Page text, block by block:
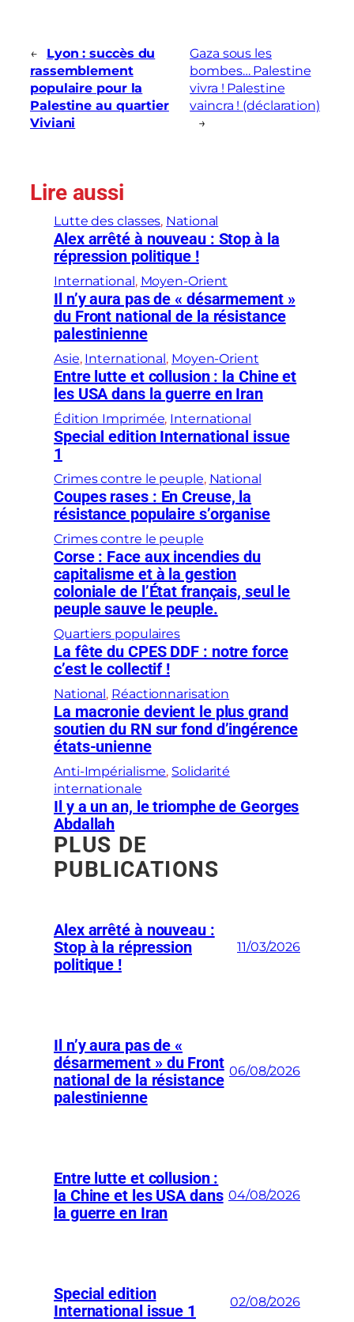
←
Lyon : succès du
rassemblement
populaire pour la
Palestine au quartier
Viviani
Gaza sous les
bombes… Palestine
vivra ! Palestine
vaincra ! (déclaration)
→
Lire aussi
Lutte des classes, National
Alex arrêté à nouveau : Stop à la
répression politique !
International , Moyen-Orient
Il n’y aura pas de « désarmement »
du Front national de la résistance
palestinienne
Asie, International , Moyen-Orient
Entre lutte et collusion : la Chine et
les USA dans la guerre en Iran
Édition Imprimée, International
Special edition International issue
1
Crimes contre le peuple, National
Coupes rases : En Creuse, la
résistance populaire s’organise
Crimes contre le peuple
Corse : Face aux incendies du
capitalisme et à la gestion
coloniale de l’État français, seul le
peuple sauve le peuple.
Quartiers populaires
La fête du CPES DDF : notre force
c’est le collectif !
National , Réactionnarisation
La macronie devient le plus grand
soutien du RN sur fond d’ingérence
états-unienne
Anti-Impérialisme, Solidarité
internationale
Il y a un an, le triomphe de Georges
Abdallah
PLUS DE
PUBLICATIONS
Alex arrêté à nouveau :
Stop à la répression
politique !
11/03/2026
Il n’y aura pas de «
désarmement » du Front
national de la résistance
palestinienne
06/08/2026
Entre lutte et collusion :
la Chine et les USA dans
la guerre en Iran
04/08/2026
Special edition
International issue 1
02/08/2026